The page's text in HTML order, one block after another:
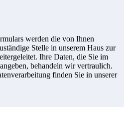
werden die von Ihnen
Stelle in unserem Haus zur
Ihre Daten, die Sie im
behandeln wir vertraulich.
finden Sie in unserer